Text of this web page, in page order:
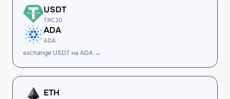
USDT
TRC20
ADA
ADA
exchange USDT на ADA →
ETH